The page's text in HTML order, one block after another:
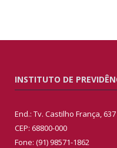
INSTITUTO DE
End.: Tv. Castilho França,
CEP: 68800-000
Fone: (91) 98571-1862